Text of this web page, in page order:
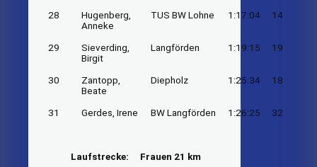
28
Hugenberg,
Anneke
TUS BW Lohne 1:17:04 14
29
Sieverding,
Birgit
Langförden 1:19:15 19
30
Zantopp,
Beate
Diepholz 1:25:34 18
31 Gerdes, Irene BW Langförden 1:26:25 32
Laufstrecke: Frauen 21 km